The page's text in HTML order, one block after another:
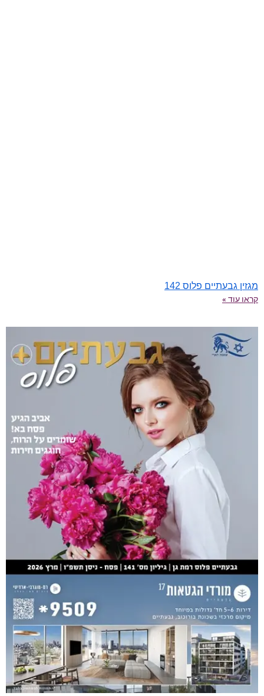
מגזין גבעתיים פלוס 142
קראו עוד »